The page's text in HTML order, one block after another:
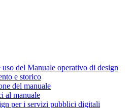
uso del Manuale operativo di design
e storico
del manuale
al manuale
per i servizi pubblici digitali